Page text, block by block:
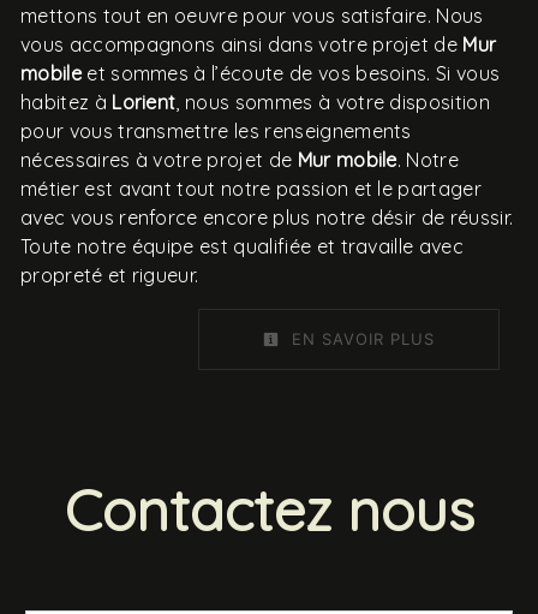
mettons tout en oeuvre pour vous satisfaire. Nous
vous accompagnons ainsi dans votre projet de Mur
mobileet sommes à l’écoute de vos besoins. Si vous
habitez à Lorient , nous sommes à votre disposition
pour vous transmettre les renseignements
nécessaires à votre projet de Mur mobile. Notre
métier est avant tout notre passion et le partager
avec vous renforce encore plus notre désir de réussir.
Toute notre équipe est qualifiée et travaille avec
propreté et rigueur.
EN SAVOIR PLUS
Contactez nous